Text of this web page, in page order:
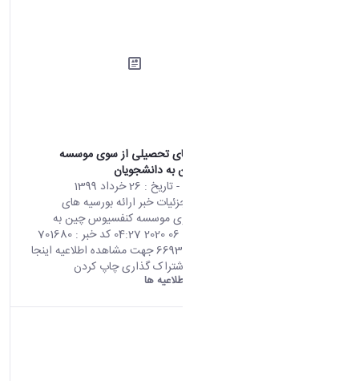
ارائه بورسیه های تحصیلی از سوی موسسه
کنفسیوس چین به دانشجویان
- تاریخ : 26 خرداد 1399
صفحه اصلی جزئیات خبر ارائه بورسیه های
تحصیلی از سوی موسسه کنفسیوس چین به
دانشجویان 15 06 2020 04:27 کد خبر : 701680
تعداد بازدید : 6693 جهت مشاهده اطلاعیه اینجا
کلیک نمایید. اشتراک گذاری چاپ کردن
اطلاعیه ها